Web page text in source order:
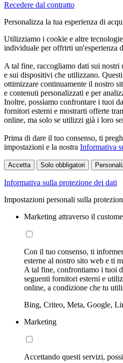
Recedere dal contratto
Personalizza la tua esperienza di
Utilizziamo i cookie e altre
individuale per offrirti un'esperienza
A tal fine, raccogliamo dati sui nostri
e sui dispositivi che utilizzano.
ottimizzare continuamente il nostro
e contenuti personalizzati e per
Inoltre, possiamo confrontare i tuoi
fornitori esterni e mostrarti offerte
online, ma solo se utilizzi già i loro
Prima di dare il tuo consenso, ti
impostazioni e la nostra Informativa
Accetta Solo obbligatori
Informativa sulla protezione dei dati
Impostazioni personali sulla
Marketing attraverso il
Con il tuo consenso, ti
esterne al nostro sito web e ti
A tal fine, confrontiamo i tuoi
seguenti fornitori esterni e
online, a condizione che tu
Bing, Criteo, Meta, Google,
Marketing
Accettando questi servizi,